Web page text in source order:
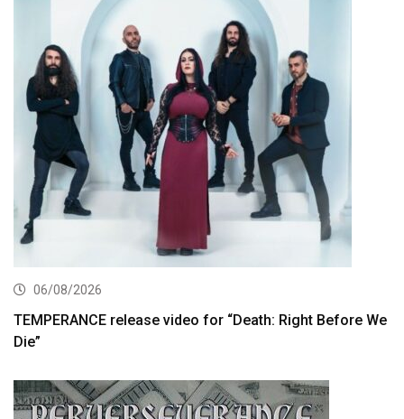
06/08/2026
TEMPERANCE release video for “Death: Right Before We
Die”